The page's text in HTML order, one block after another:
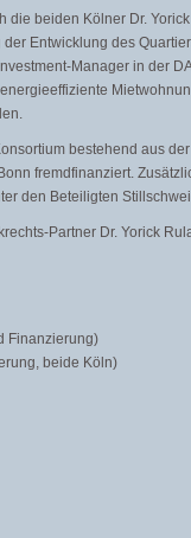
die beiden Kölner Dr.
Entwicklung des
Manager in der
bestehend aus
fremdfinanziert.
den Beteiligten
Partner Dr. Yorick
Finanzierung)
beide Köln)